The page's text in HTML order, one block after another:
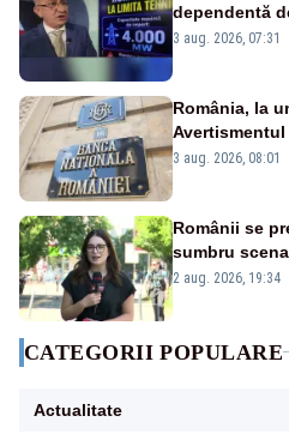
dependentă
alarmă tras
3 aug. 2026, 07:31
România, la
Avertismentul
pentru câteva
3 aug. 2026, 08:01
Românii se
sumbru
energetică
2 aug. 2026, 19:34
CATEGORII POPULARE
Actualitate